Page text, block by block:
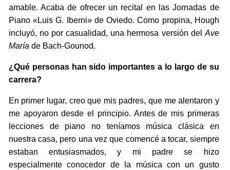
amable. Acaba de ofrecer un recital en las Jornadas de
Piano «Luis G. Iberni» de Oviedo. Como propina, Hough
incluyó, no por casualidad, una hermosa versión del Ave
María de Bach-Gounod.
¿Qué personas han sido importantes a lo largo de su
carrera?
En primer lugar, creo que mis padres, que me alentaron y
me apoyaron desde el principio. Antes de mis primeras
lecciones de piano no teníamos música clásica en
nuestra casa, pero una vez que comencé a tocar, siempre
estaban entusiasmados, y mi padre se hizo
especialmente conocedor de la música con un gusto